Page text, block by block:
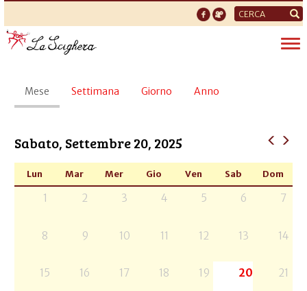
Form
di
ricerca
Schede
primarie
Mese (scheda
attiva)
Settimana Giorno Anno
Sabato, Settembre 20, 2025
Lun Mar Mer Gio Ven Sab Dom
1 2 3 4 5 6 7
8 9 10 11 12 13 14
15 16 17 18 19 20 21